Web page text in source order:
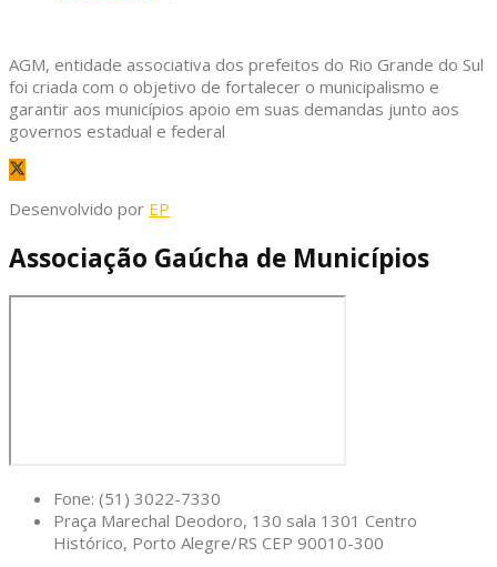
AGM, entidade associativa dos prefeitos do Rio Grande do Sul
foi criada com o objetivo de fortalecer o municipalismo e
garantir aos municípios apoio em suas demandas junto aos
governos estadual e federal
Desenvolvido por EP
Associação Gaúcha de Municípios
Fone: (51) 3022-7330
Praça Marechal Deodoro, 130 sala 1301 Centro
Histórico, Porto Alegre/RS CEP 90010-300